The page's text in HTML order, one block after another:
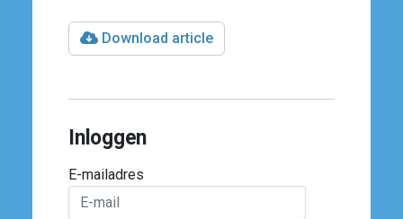
Download article
Inloggen
E-mailadres